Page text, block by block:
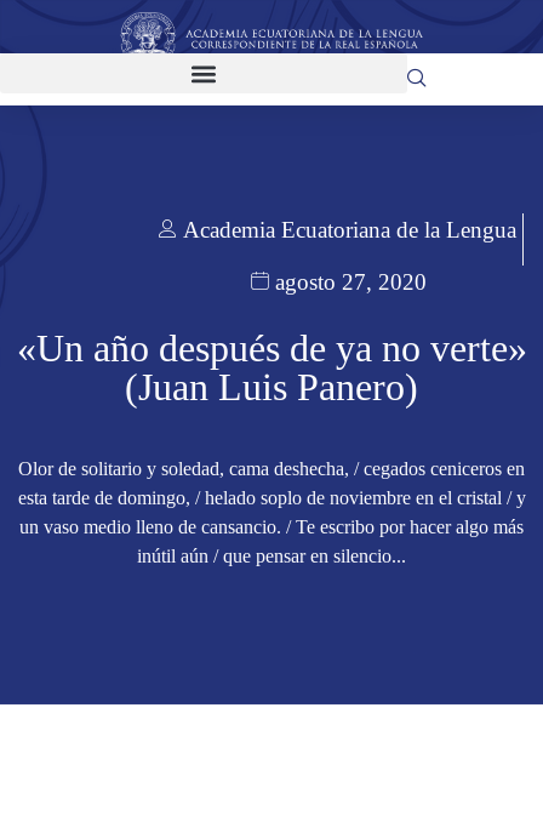
Academia Ecuatoriana de la Lengua
agosto 27, 2020
«Un año después de ya no verte»
(Juan Luis Panero)
Olor de solitario y soledad, cama deshecha, / cegados ceniceros en
esta tarde de domingo, / helado soplo de noviembre en el cristal / y
un vaso medio lleno de cansancio. / Te escribo por hacer algo más
inútil aún / que pensar en silencio...